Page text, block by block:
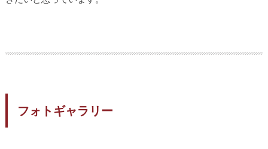
フォトギャラリー